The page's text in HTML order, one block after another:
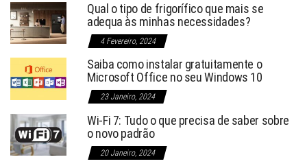
Qual o tipo de frigorífico que mais se
adequa às minhas necessidades?
4 Fevereiro, 2024
Saiba como instalar gratuitamente o
Microsoft Office no seu Windows 10
23 Janeiro, 2024
Wi-Fi 7: Tudo o que precisa de saber sobre
o novo padrão
20 Janeiro, 2024